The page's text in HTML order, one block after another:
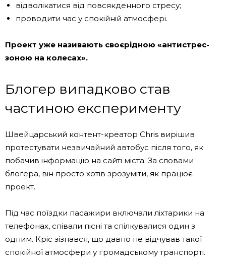
відволікатися від повсякденного стресу;
проводити час у спокійній атмосфері.
Проект уже називають своєрідною «антистрес-
зоною на колесах».
Блогер випадково став
частиною експерименту
Швейцарський контент-креатор Chris вирішив
протестувати незвичайний автобус після того, як
побачив інформацію на сайті міста. За словами
блоґера, він просто хотів зрозуміти, як працює
проект.
Під час поїздки пасажири включали ліхтарики на
телефонах, співали пісні та спілкувалися один з
одним. Кріс зізнався, що давно не відчував такої
спокійної атмосфери у громадському транспорті.